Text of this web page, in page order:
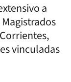
a
vinculadas